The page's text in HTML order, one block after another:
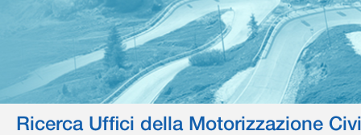
Ricerca Uffici della Motorizzazione